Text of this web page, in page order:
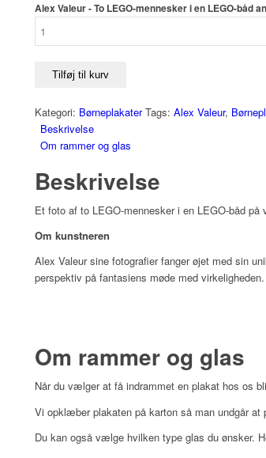
Alex Valeur - To LEGO-mennesker i en LEGO-båd
Tilføj til kurv
Kategori: Børneplakater Tags: Alex Valeur,
Beskrivelse
Om rammer og glas
Beskrivelse
Et foto af to LEGO-mennesker i en LEGO-båd på
Om kunstneren
Alex Valeur sine fotografier fanger øjet med sin
perspektiv på fantasiens møde med virkeligheden.
Om rammer og glas
Når du vælger at få indrammet en plakat hos os
Vi opklæber plakaten på karton så man undgår at
Du kan også vælge hvilken type glas du ønsker.